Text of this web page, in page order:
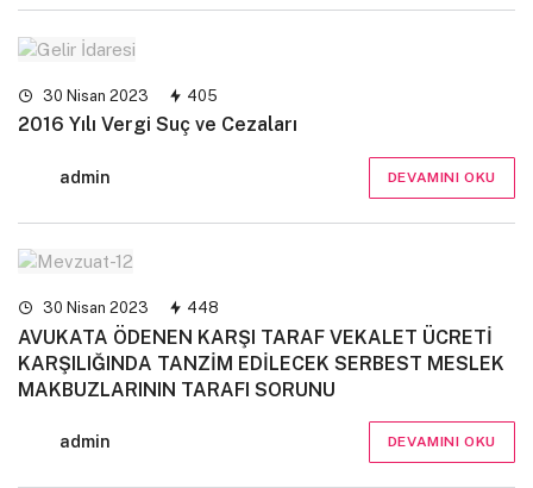
30 Nisan 2023 405
2016 Yılı Vergi Suç ve Cezaları
admin DEVAMINI OKU
30 Nisan 2023 448
AVUKATA ÖDENEN KARŞI TARAF VEKALET ÜCRETİ
KARŞILIĞINDA TANZİM EDİLECEK SERBEST MESLEK
MAKBUZLARININ TARAFI SORUNU
admin DEVAMINI OKU